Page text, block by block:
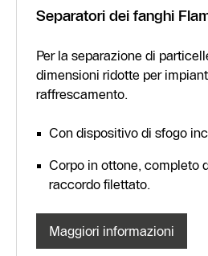
Separatori dei fanghi
Per la separazione di
dimensioni ridotte per
raffrescamento.
Con dispositivo di sfogo
Corpo in ottone, completo
raccordo filettato.
Maggiori informazioni